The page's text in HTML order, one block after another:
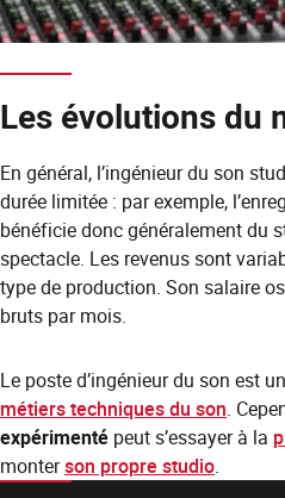
Les évolutions du
En général, l’ingénieur du son
durée limitée : par exemple,
bénéficie donc généralement du
spectacle. Les revenus sont
type de production. Son salaire
bruts par mois.
Le poste d’ingénieur du son est
métiers techniques du son.
expérimenté peut s’essayer à la
monterson propre studio.